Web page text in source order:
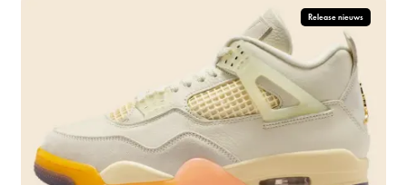
Release nieuws